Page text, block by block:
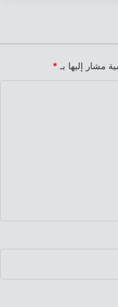
مشار إليها بـ *